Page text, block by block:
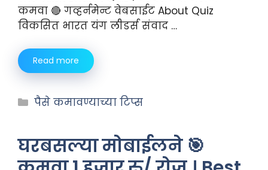
कमवा 🔴 गव्हर्नमेन्ट वेबसाईट About Quiz
विकसित भारत यंग लीडर्स संवाद …
Read more
पैसे कमावण्याच्या टिप्स
घरबसल्या मोबाईलने 🎯